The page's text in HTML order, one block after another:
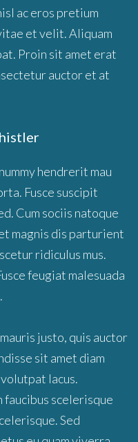
ac eros pretium
et velit. Aliquam
Proin sit amet erat
auctor et at
hendrerit mau
Fusce suscipit
Cum sociis natoque
magnis dis parturient
ridiculus mus.
feugiat malesuada
justo, quis auctor
sit amet diam
lacus.
faucibus scelerisque
Sed